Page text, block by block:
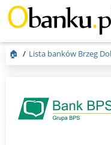
Menu
🏠 Lista banków Brzeg